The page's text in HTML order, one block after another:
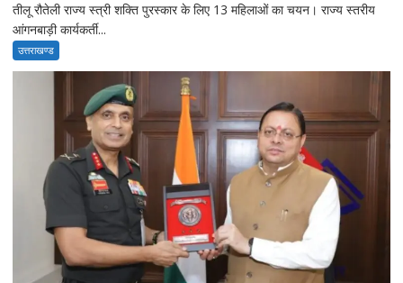
तीलू रौतेली राज्य स्त्री शक्ति पुरस्कार के लिए 13 महिलाओं का चयन। राज्य स्तरीय
आंगनबाड़ी कार्यकर्ती...
उत्तराखण्ड